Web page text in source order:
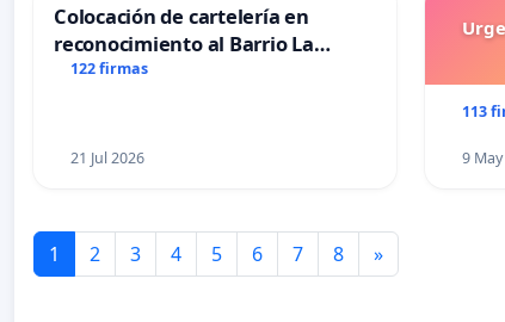
Colocación de cartelería en
reconocimiento al Barrio La
Laguna de Trelew y sus vecinos
122 firmas
21 Jul 2026
113
9
1 2 3 4 5 6 7 8 »